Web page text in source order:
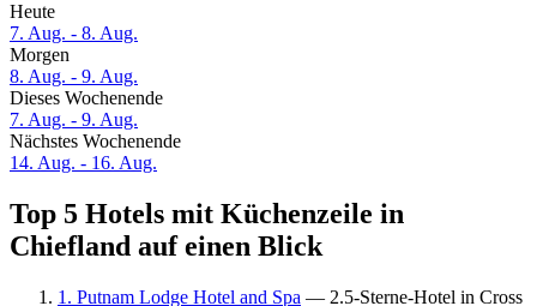
Heute
7. Aug. - 8. Aug.
Morgen
8. Aug. - 9. Aug.
Dieses Wochenende
7. Aug. - 9. Aug.
Nächstes Wochenende
14. Aug. - 16. Aug.
Top 5 Hotels mit Küchenzeile in
Chiefland auf einen Blick
1. Putnam Lodge Hotel and Spa — 2.5-Sterne-Hotel in Cross